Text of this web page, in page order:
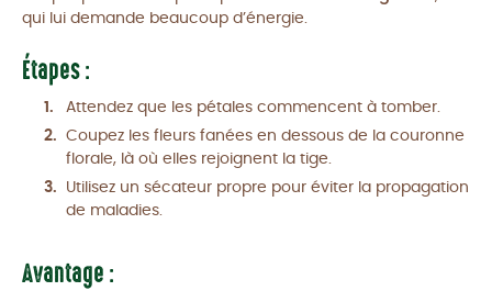
qui lui demande beaucoup d’énergie.
Étapes :
Attendez que les pétales commencent à tomber.
Coupez les fleurs fanées en dessous de la couronne
florale, là où elles rejoignent la tige.
Utilisez un sécateur propre pour éviter la propagation
de maladies.
Avantage :